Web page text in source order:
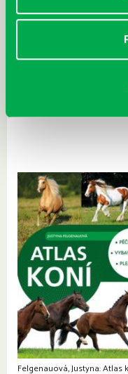
Sprievodca po hviezdnej
Felgenauová, Justyna: Atlas